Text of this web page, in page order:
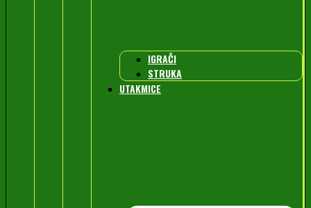
IGRAČI
STRUKA
UTAKMICE